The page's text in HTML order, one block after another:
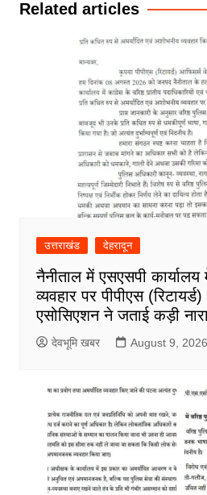
Related articles
उत्तराखंड देहरादून
नैनीताल में एसएसपी
व्यवहार पर पीपीएस
एसोसिएशन ने जताई कड़ी
देवभूमि खबर August 9, 2026